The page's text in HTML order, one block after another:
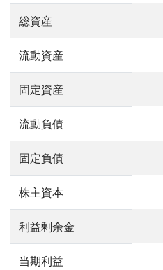
総資産
流動資産
固定資産
流動負債
固定負債
株主資本
利益剰余金
当期利益